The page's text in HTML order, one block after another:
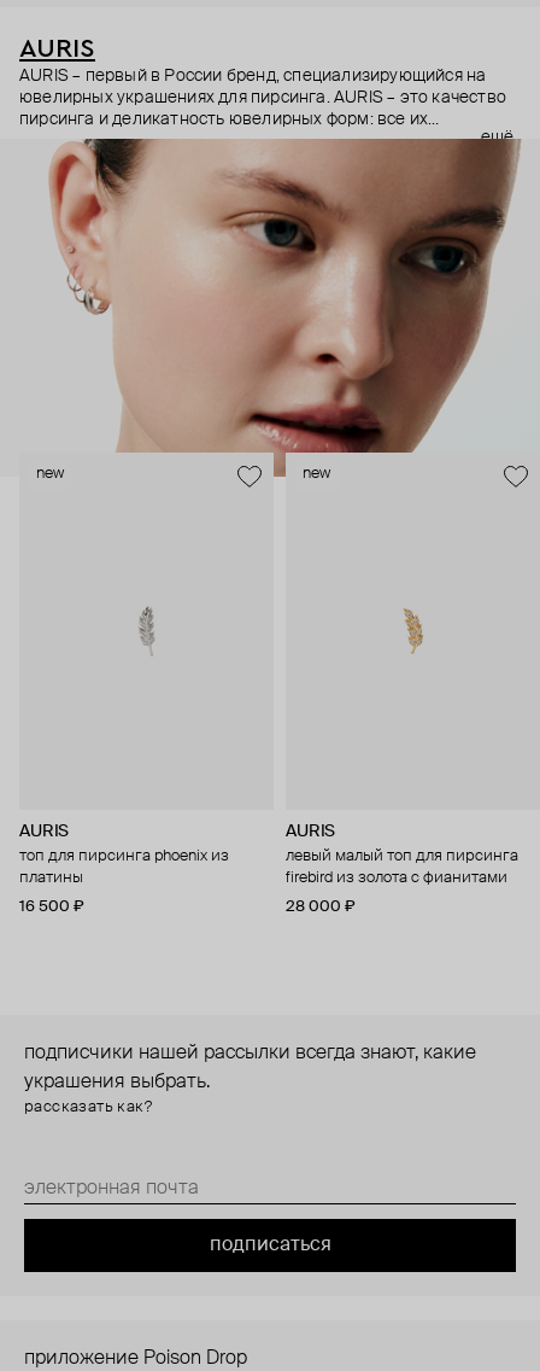
AURIS
AURIS – первый в России бренд, специализирующийся на
ювелирных украшениях для пирсинга. AURIS – это качество
пирсинга и деликатность ювелирных форм: все их
украшения ручной работы. В процессе создания участвуют
как профессиональные пирсеры (они отвечают за
безопасность и эргономичность пирсинга), так и ювелирные
стилисты (благодаря им дизайн соответствует трендам, а
украшения легко сочетаются между собой).
Украшения AURIS – для тех, кто открыто выражает себя, но
делает это интеллигентно и по-взрослому.
ещё
new
AURIS
топ для пирсинга phoenix из
платины
16 500 ₽
new
AURIS
левый малый топ для пирсинга
firebird из золота с фианитами
28 000 ₽
подписчики нашей рассылки всегда знают, какие
украшения выбрать.
рассказать как?
подписаться
приложение Poison Drop